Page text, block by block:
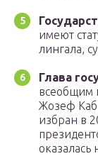
имеют
лингала,
Глава
всеобщим
Жозеф
избран в
оказалась